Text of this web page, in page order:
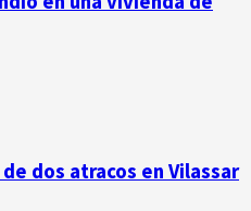
dos atracos en Vilassar